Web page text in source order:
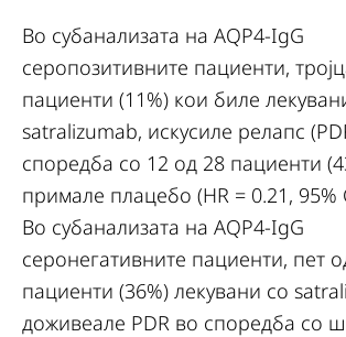
Во субанализата на AQP4-IgG
серопозитивните пациенти,
пациенти (11%) кои биле
satralizumab, искусиле релапс
споредба со 12 од 28 пациенти
примале плацебо (HR = 0.21, 95%
Во субанализата на AQP4-IgG
серонегативните пациенти, пет
пациенти (36%) лекувани со
доживеале PDR во споредба со